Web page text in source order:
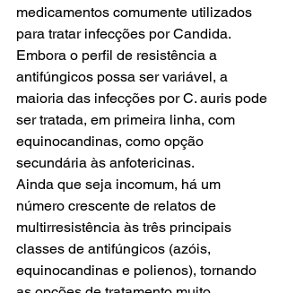
medicamentos comumente utilizados
para tratar infecções por Candida.
Embora o perfil de resistência a
antifúngicos possa ser variável, a
maioria das infecções por C. auris pode
ser tratada, em primeira linha, com
equinocandinas, como opção
secundária às anfotericinas.
Ainda que seja incomum, há um
número crescente de relatos de
multirresistência às três principais
classes de antifúngicos (azóis,
equinocandinas e polienos), tornando